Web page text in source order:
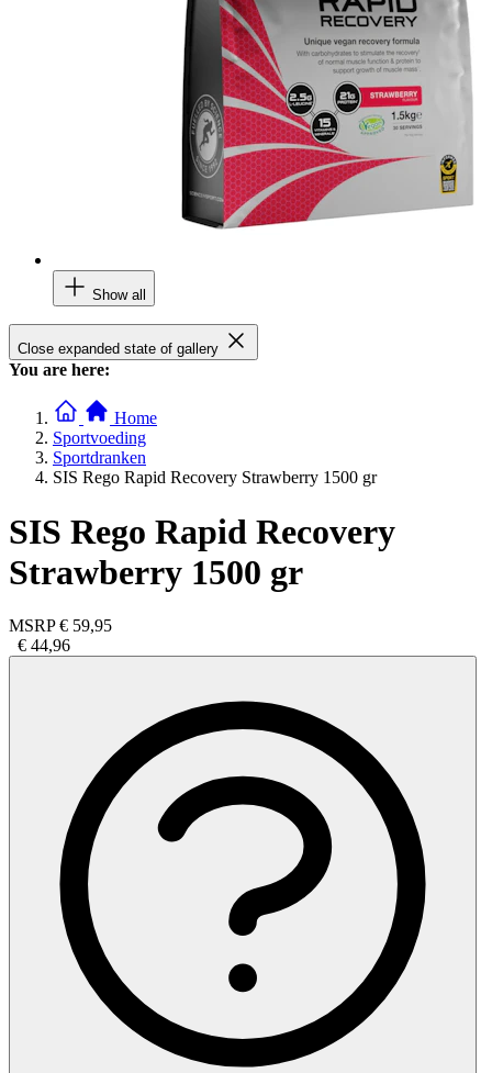
Show all
Close expanded state of gallery
You are here:
Home
Sportvoeding
Sportdranken
SIS Rego Rapid Recovery Strawberry 1500 gr
SIS Rego Rapid Recovery
Strawberry 1500 gr
MSRP € 59,95
€ 44,96